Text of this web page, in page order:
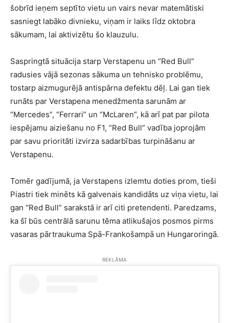
šobrīd ieņem septīto vietu un vairs nevar matemātiski
sasniegt labāko divnieku, viņam ir laiks līdz oktobra
sākumam, lai aktivizētu šo klauzulu.
Saspringtā situācija starp Verstapenu un “Red Bull”
radusies vājā sezonas sākuma un tehnisko problēmu,
tostarp aizmugurējā antispārna defektu dēļ. Lai gan tiek
runāts par Verstapena menedžmenta sarunām ar
“Mercedes”, “Ferrari” un “McLaren”, kā arī pat par pilota
iespējamu aiziešanu no F1, “Red Bull” vadība joprojām
par savu prioritāti izvirza sadarbības turpināšanu ar
Verstapenu.
Tomēr gadījumā, ja Verstapens izlemtu doties prom, tieši
Piastri tiek minēts kā galvenais kandidāts uz viņa vietu, lai
gan “Red Bull” sarakstā ir arī citi pretendenti. Paredzams,
ka šī būs centrālā sarunu tēma atlikušajos posmos pirms
vasaras pārtraukuma Spā-Frankošampā un Hungaroringā.
REKLĀMA